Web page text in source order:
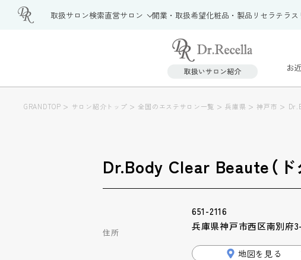
取扱サロン検索直営サロン 開業・取扱希望化粧品・製品 リセラテラス
お
GRANDTOP > サロン紹介トップ >全国のエステサロン一覧 >兵庫県 >神戸市 >
Dr.Body Clear Beaute（
住所
651-2116
兵庫県神戸市西区南別府
地図を見る